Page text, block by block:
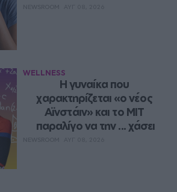
WELLNESS
Η γυναίκα που
χαρακτηρίζεται «ο νέος
Αϊνστάιν» και το MIT
παραλίγο να την ... χάσει